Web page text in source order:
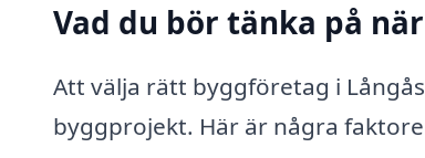
Vad du bör tänka på
Att välja rätt byggföretag i
byggprojekt. Här är några